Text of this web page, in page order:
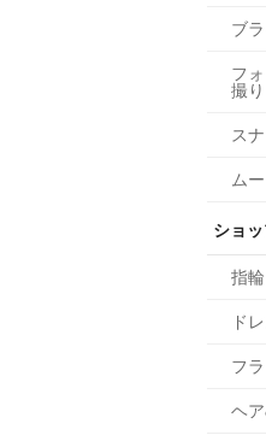
ブ
フ
撮り
ス
ム
ショ
指輪
ド
フ
ヘ